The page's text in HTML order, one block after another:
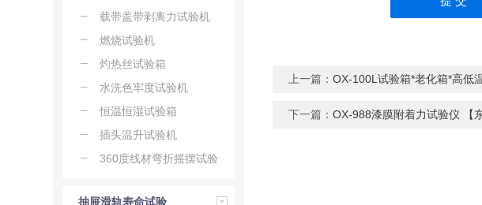
载带盖带剥离力试验机
燃烧试验机
灼热丝试验箱
水洗色牢度试验机
恒温恒湿试验箱
插头温升试验机
360度线材弯折摇摆试验
抽屉滑轨寿命试验
上一篇：OX-100L试验箱*老化箱*高低
下一篇：OX-988漆膜附着力试验仪 【